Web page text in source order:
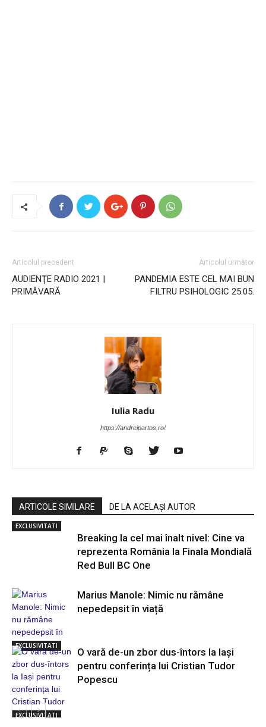
Articolul precedent
AUDIENŢE RADIO 2021 |
PRIMĂVARĂ
Articolul următor
PANDEMIA ESTE CEL MAI BUN
FILTRU PSIHOLOGIC 25.05.
Iulia Radu
https://andreipartos.ro/
ARTICOLE SIMILARE DE LA ACELAȘI AUTOR
EXCLUSIVITATI
Breaking la cel mai înalt nivel: Cine va
reprezenta România la Finala Mondială
Red Bull BC One
EXCLUSIVITATI
Marius Manole: Nimic nu rămâne
nepedepsit în viață
EXCLUSIVITATI
O vară de-un zbor dus-întors la Iași
pentru conferința lui Cristian Tudor
Popescu